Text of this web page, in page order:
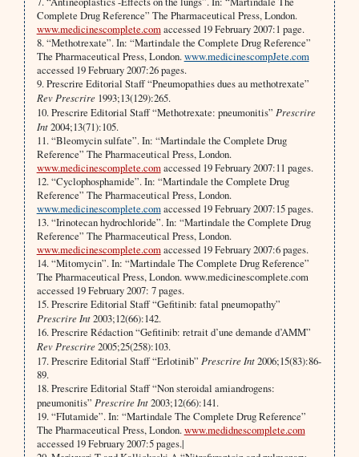
Complete Drug Reference” The Pharmaceutical Press, London.
www.medicinescomplete.comaccessed 19 February 2007:1 page.
8. “Methotrexate”. In: “Martindale the Complete Drug Reference”
The Pharmaceutical Press, London.www.medicinescompJete.com
accessed 19 February 2007:26 pages.
9. Prescrire Editorial Staff “Pneumopathies dues au methotrexate”
Rev Prescrire1993;13(129):265.
10. Prescrire Editorial Staff “Methotrexate: pneumonitis” Prescrire
Int2004;13(71):105.
11. “Bleomycin sulfate”. In: “Martindale the Complete Drug
Reference” The Pharmaceutical Press, London.
www.medicinescomplete.comaccessed 19 February 2007:11 pages.
12. “Cyclophosphamide”. In: “Martindale the Complete Drug
Reference” The Pharmaceutical Press, London.
www.medicinescomplete.comaccessed 19 February 2007:15 pages.
13. “Irinotecan hydrochloride”. In: “Martindale the Complete Drug
Reference” The Pharmaceutical Press, London.
www.medicinescomplete.comaccessed 19 February 2007:6 pages.
14. “Mitomycin”. In: “Martindale The Complete Drug Reference”
The Pharmaceutical Press, London. www.medicinescomplete.com
accessed 19 February 2007: 7 pages.
15. Prescrire Editorial Staff “Gefitinib: fatal pneumopathy”
Prescrire Int2003;12(66):142.
16. Prescrire Rédaction “Gefitinib: retrait d’une demande d’AMM”
Rev Prescrire2005;25(258):103.
17. Prescrire Editorial Staff “Erlotinib” Prescrire Int2006;15(83):86-
89.
18. Prescrire Editorial Staff “Non steroidal amiandrogens:
pneumonitis” Prescrire Int2003;12(66):141.
19. “FIutamide”. In: “Martindale The Complete Drug Reference”
The Pharmaceutical Press, London.www.medidnescomplete.com
accessed 19 February 2007:5 pages.|